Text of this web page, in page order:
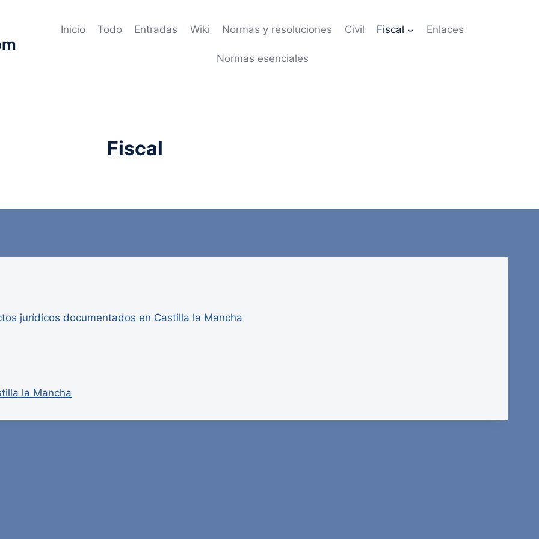
Inicio Todo Entradas Wiki Normas y resoluciones Civil Fiscal Enlaces
Normas esenciales
Fiscal
jurídicos documentados en Castilla la Mancha
la Mancha